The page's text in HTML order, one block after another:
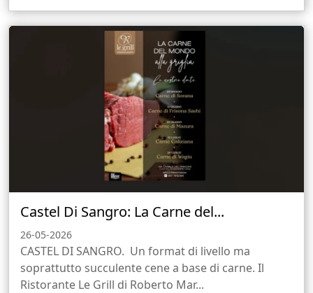
Castel Di Sangro: La Carne del...
26-05-2026
CASTEL DI SANGRO. Un format di livello ma
soprattutto succulente cene a base di carne. Il
Ristorante Le Grill di Roberto Mar...